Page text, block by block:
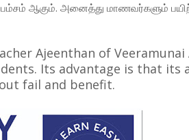
ஆகும். அனைத்து மாணவர்களும்
Ajeenthan of Veeramunai
Its advantage is that its
fail and benefit.